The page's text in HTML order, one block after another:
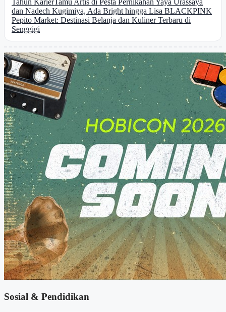
Tahun KarierTamu Artis di Pesta Pernikahan Yaya Urassaya
dan Nadech Kugimiya, Ada Bright hingga Lisa BLACKPINK
Pepito Market: Destinasi Belanja dan Kuliner Terbaru di
Senggigi
Sosial & Pendidikan